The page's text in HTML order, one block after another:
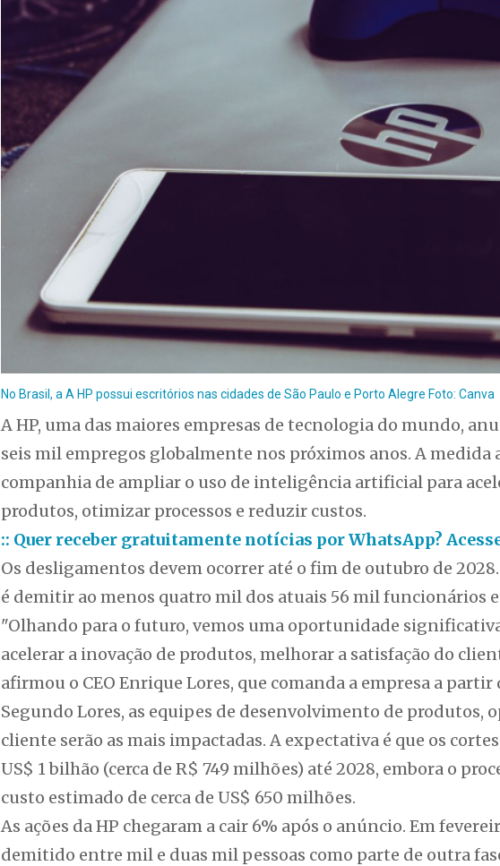
No Brasil, a A HP possui escritórios nas cidades de São Paulo e Porto Alegre Foto: Canva
A HP, uma das maiores empresas de tecnologia do mundo,
seis mil empregos globalmente nos próximos anos. A medida
companhia de ampliar o uso de inteligência artificial para
produtos, otimizar processos e reduzir custos.
:: Quer receber gratuitamente notícias por WhatsApp?
Os desligamentos devem ocorrer até o fim de outubro de
é demitir ao menos quatro mil dos atuais 56 mil funcionários
"Olhando para o futuro, vemos uma oportunidade
acelerar a inovação de produtos, melhorar a satisfação do
afirmou o CEO Enrique Lores, que comanda a empresa a partir
Segundo Lores, as equipes de desenvolvimento de produtos,
cliente serão as mais impactadas. A expectativa é que os
US$ 1 bilhão (cerca de R$ 749 milhões) até 2028, embora o
custo estimado de cerca de US$ 650 milhões.
As ações da HP chegaram a cair 6% após o anúncio. Em
demitido entre mil e duas mil pessoas como parte de outra